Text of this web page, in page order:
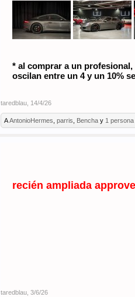
* al comprar a un
oscilan entre un 4 y un 10%
taredblau 14/4/26
AAntonioHermes ,parris Bencha y 1
recién ampliada
taredblau 3/6/26